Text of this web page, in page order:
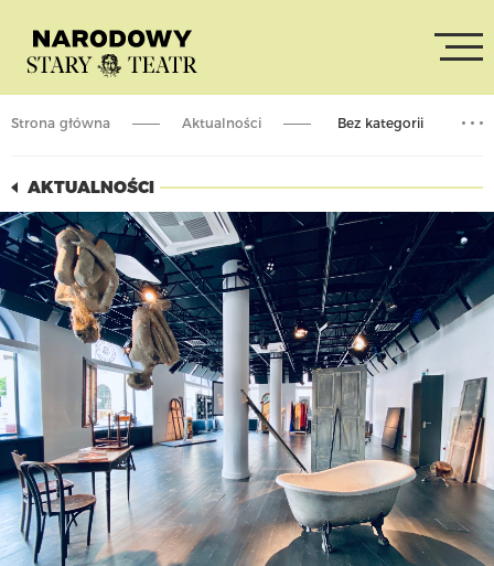
Strona główna Bez kategorii
Aktualności
AKTUALNOŚCI